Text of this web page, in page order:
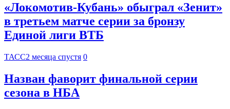
«Локомотив-Кубань» обыграл «Зенит»
в третьем матче серии за бронзу
Единой лиги ВТБ
ТАСС2 месяца спустя 0
Назван фаворит финальной серии
сезона в НБА